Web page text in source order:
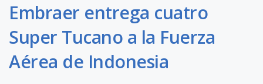
Embraer entrega cuatro
Super Tucano a la Fuerza
Aérea de Indonesia